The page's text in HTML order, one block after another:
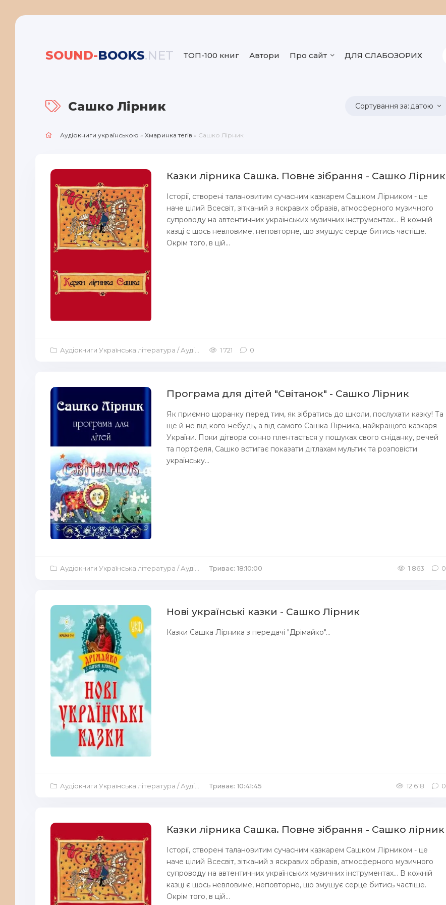
SOUND-BOOKS.NET ТОП-100 книг Автори Про сайт ДЛЯ СЛАБОЗОРИХ
Сашко Лірник датою
Аудіокниги українською » Хмаринка теґів » Сашко Лірник
Казки лірника Сашка. Повне зібрання - Сашко Лірник
Історії, створені талановитим сучасним казкарем Сашком Лірником - це
наче цілий Всесвіт, зітканий з яскравих образів, атмосферного музичного
супроводу на автентичних українських музичних інструментах... В кожній
казці є щось невловиме, неповторне, що змушує серце битись частіше.
Окрім того, в цій...
Аудіокниги Українська література /Аудіокниги для дітей /
1 721 0
Програма для дітей "Світанок" - Сашко Лірник
Як приємно щоранку перед тим, як зібратись до школи, послухати казку! Та
ще й не від кого-небудь, а від самого Сашка Лірника, найкращого казкаря
України. Поки дітвора сонно плентається у пошуках свого сніданку, речей
та портфеля, Сашко встигає показати дітлахам мультик та розповісти
українську...
Аудіокниги Українська література /Аудіокниги Казка Триває: 18:10:00 1 863 0
Нові українські казки - Сашко Лірник
Казки Сашка Лірника з передачі "Дрімайко"...
Аудіокниги Українська література /Аудіокниги Дитяча література Триває: 10:41:45 12 618 0
Казки лірника Сашка. Повне зібрання - Сашко лірник
Історії, створені талановитим сучасним казкарем Сашком Лірником - це
наче цілий Всесвіт, зітканий з яскравих образів, атмосферного музичного
супроводу на автентичних українських музичних інструментах... В кожній
казці є щось невловиме, неповторне, що змушує серце битись частіше.
Окрім того, в цій...